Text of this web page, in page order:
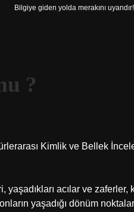
Bilgiye giden yolda merakını uyandır!
?
Kimlik ve Bellek
yaşadıkları acılar ve zaferler,
yaşadığı dönüm